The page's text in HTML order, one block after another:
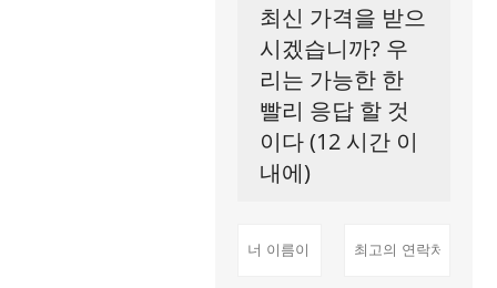
최신 가격을 받으
시겠습니까? 우
리는 가능한 한
빨리 응답 할 것
이다 (12 시간 이
내에)